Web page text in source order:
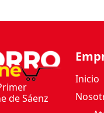
de Sáenz
Inicio